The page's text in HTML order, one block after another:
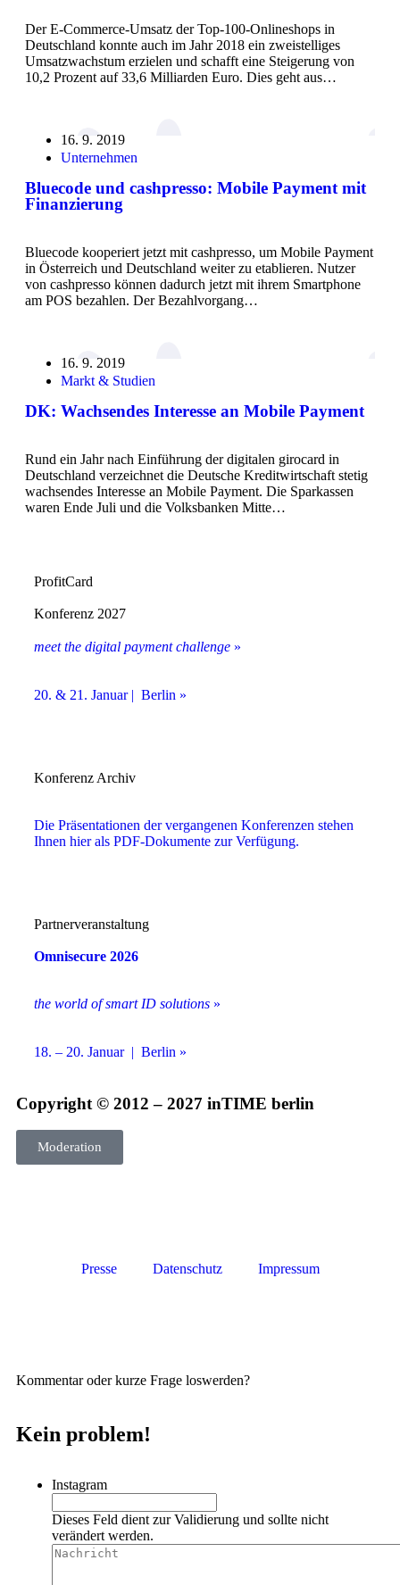
Der E-Commerce-Umsatz der Top-100-Onlineshops in
Deutschland konnte auch im Jahr 2018 ein zweistelliges
Umsatzwachstum erzielen und schafft eine Steigerung von
10,2 Prozent auf 33,6 Milliarden Euro. Dies geht aus…
16. 9. 2019
Unternehmen
Bluecode und cashpresso: Mobile Payment mit
Finanzierung
Bluecode kooperiert jetzt mit cashpresso, um Mobile Payment
in Österreich und Deutschland weiter zu etablieren. Nutzer
von cashpresso können dadurch jetzt mit ihrem Smartphone
am POS bezahlen. Der Bezahlvorgang…
16. 9. 2019
Markt & Studien
DK: Wachsendes Interesse an Mobile Payment
Rund ein Jahr nach Einführung der digitalen girocard in
Deutschland verzeichnet die Deutsche Kreditwirtschaft stetig
wachsendes Interesse an Mobile Payment. Die Sparkassen
waren Ende Juli und die Volksbanken Mitte…
ProfitCard
Konferenz 2027
meet the digital payment challenge »
20. & 21. Januar | Berlin »
Konferenz Archiv
Die Präsentationen der vergangenen Konferenzen stehen
Ihnen hier als PDF-Dokumente zur Verfügung.
Partnerveranstaltung
Omnisecure 2026
the world of smart ID solutions »
18. – 20. Januar | Berlin »
Copyright © 2012 – 2027 inTIME berlin
Moderation
Presse Datenschutz Impressum
Kommentar oder kurze Frage loswerden?
Kein problem!
Instagram
Dieses Feld dient zur Validierung und sollte nicht
verändert werden.